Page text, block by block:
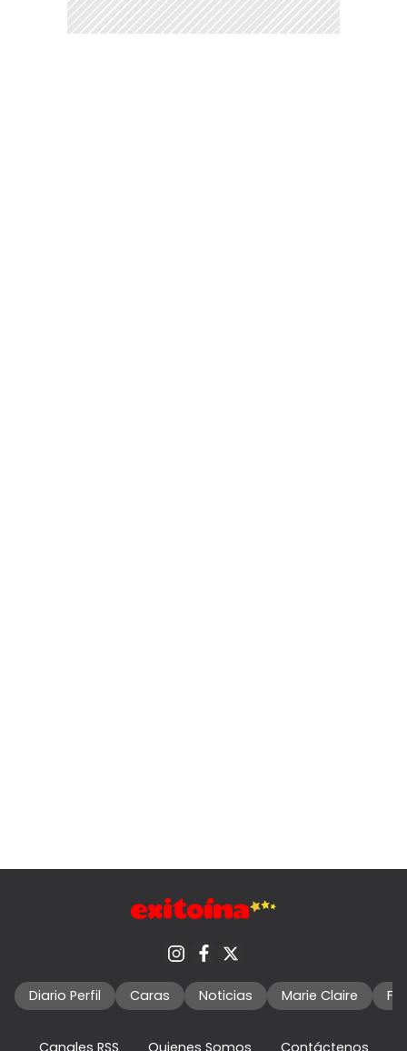
Diario Perfil Caras Noticias Marie Claire
Canales RSS Quienes Somos Contáctenos